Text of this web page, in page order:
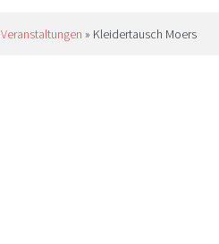
Veranstaltungen » Kleidertausch Moers